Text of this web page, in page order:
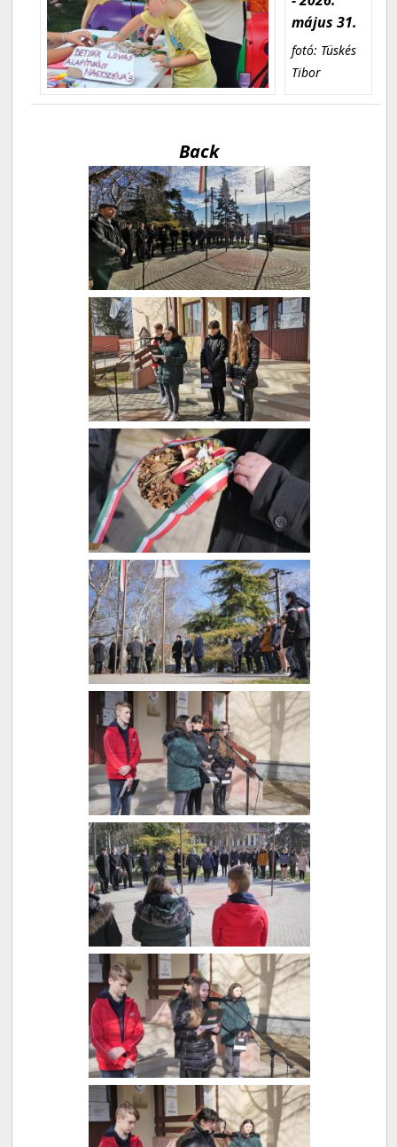
május 31.
fotó: Tüskés
Tibor
Back